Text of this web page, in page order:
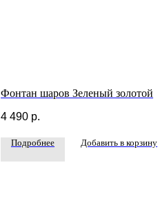
Фонтан шаров Зеленый золотой
4 490 р.
Подробнее Добавить в корзину